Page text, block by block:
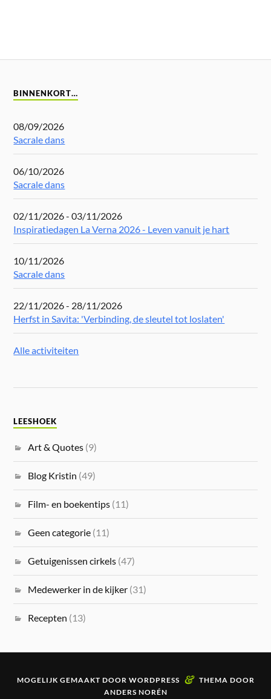
BINNENKORT…
08/09/2026
Sacrale dans
06/10/2026
Sacrale dans
02/11/2026 - 03/11/2026
Inspiratiedagen La Verna 2026 - Leven vanuit je hart
10/11/2026
Sacrale dans
22/11/2026 - 28/11/2026
Herfst in Savita: 'Verbinding, de sleutel tot loslaten'
Alle activiteiten
LEESHOEK
Art & Quotes (9)
Blog Kristin (49)
Film- en boekentips (11)
Geen categorie (11)
Getuigenissen cirkels (47)
Medewerker in de kijker (31)
Recepten (13)
MOGELIJK GEMAAKT DOOR WORDPRESS & THEMA DOOR
ANDERS NORÉN